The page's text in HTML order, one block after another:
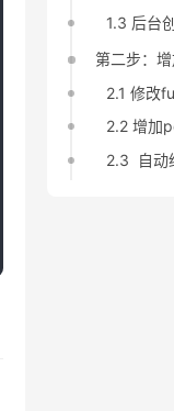
1.3 后台
第二步：
2.1 修改
2.2 增加
2.3 自动